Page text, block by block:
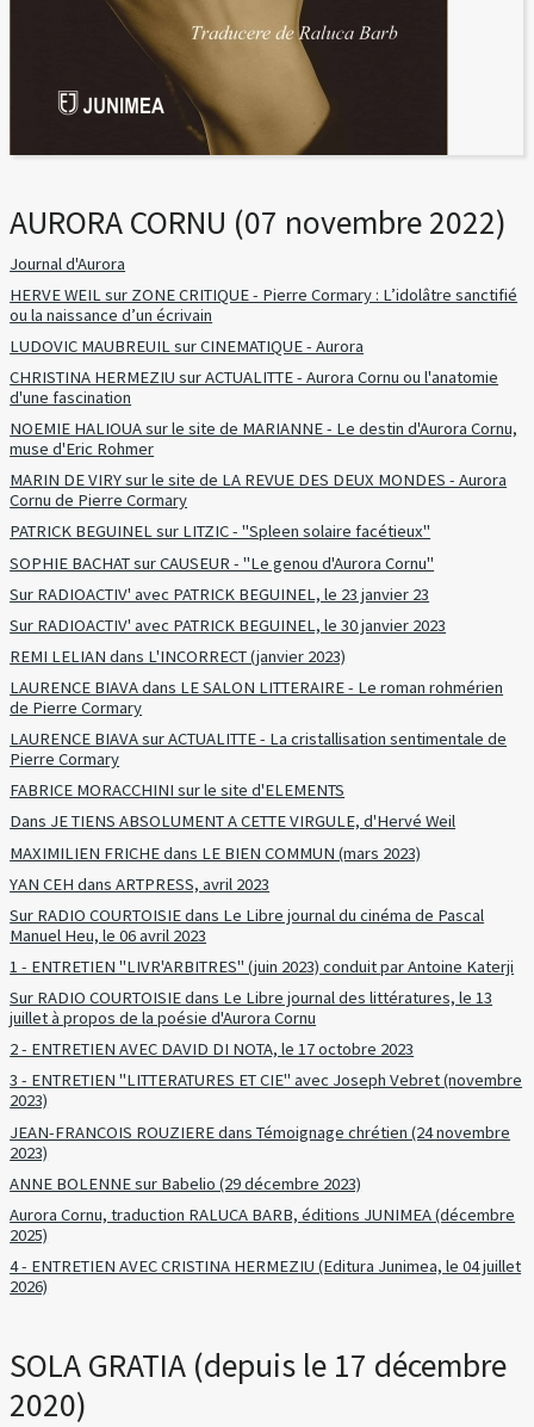
AURORA CORNU (07 novembre 2022)
Journal d'Aurora
HERVE WEIL sur ZONE CRITIQUE - Pierre Cormary : L’idolâtre sanctifié
ou la naissance d’un écrivain
LUDOVIC MAUBREUIL sur CINEMATIQUE - Aurora
CHRISTINA HERMEZIU sur ACTUALITTE - Aurora Cornu ou l'anatomie
d'une fascination
NOEMIE HALIOUA sur le site de MARIANNE - Le destin d'Aurora Cornu,
muse d'Eric Rohmer
MARIN DE VIRY sur le site de LA REVUE DES DEUX MONDES - Aurora
Cornu de Pierre Cormary
PATRICK BEGUINEL sur LITZIC - "Spleen solaire facétieux"
SOPHIE BACHAT sur CAUSEUR - "Le genou d'Aurora Cornu"
Sur RADIOACTIV' avec PATRICK BEGUINEL, le 23 janvier 23
Sur RADIOACTIV' avec PATRICK BEGUINEL, le 30 janvier 2023
REMI LELIAN dans L'INCORRECT (janvier 2023)
LAURENCE BIAVA dans LE SALON LITTERAIRE - Le roman rohmérien
de Pierre Cormary
LAURENCE BIAVA sur ACTUALITTE - La cristallisation sentimentale de
Pierre Cormary
FABRICE MORACCHINI sur le site d'ELEMENTS
Dans JE TIENS ABSOLUMENT A CETTE VIRGULE, d'Hervé Weil
MAXIMILIEN FRICHE dans LE BIEN COMMUN (mars 2023)
YAN CEH dans ARTPRESS, avril 2023
Sur RADIO COURTOISIE dans Le Libre journal du cinéma de Pascal
Manuel Heu, le 06 avril 2023
1 - ENTRETIEN "LIVR'ARBITRES" (juin 2023) conduit par Antoine Katerji
Sur RADIO COURTOISIE dans Le Libre journal des littératures, le 13
juillet à propos de la poésie d'Aurora Cornu
2 - ENTRETIEN AVEC DAVID DI NOTA, le 17 octobre 2023
3 - ENTRETIEN "LITTERATURES ET CIE" avec Joseph Vebret (novembre
2023)
JEAN-FRANCOIS ROUZIERE dans Témoignage chrétien (24 novembre
2023)
ANNE BOLENNE sur Babelio (29 décembre 2023)
Aurora Cornu, traduction RALUCA BARB, éditions JUNIMEA (décembre
2025)
4 - ENTRETIEN AVEC CRISTINA HERMEZIU (Editura Junimea, le 04 juillet
2026)
SOLA GRATIA (depuis le 17 décembre
2020)